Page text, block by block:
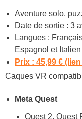
Aventure solo,
Date de sortie : 3
Langues :
Espagnol et Italien
Prix : 45,99 €
Caques VR
Meta Quest
Quest 2, Quest